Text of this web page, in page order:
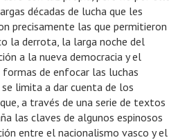
décadas de lucha que les
precisamente las que permitieron
la derrota, la larga noche del
a la nueva democracia y el
de enfocar las luchas
limita a dar cuenta de los
a través de una serie de textos
las claves de algunos espinosos
entre el nacionalismo vasco y el